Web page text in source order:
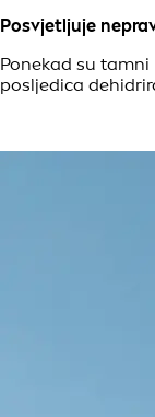
Posvjetljuje
Ponekad su
posljedica